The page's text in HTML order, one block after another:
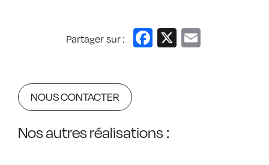
Partager sur : Facebook
X
NOUS CONTACTER
Nos autres réalisations :